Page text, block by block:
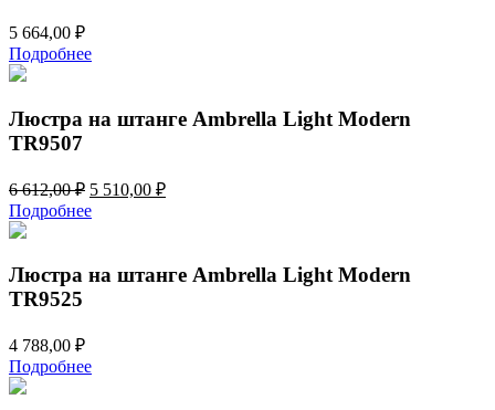
5 664,00 ₽
Подробнее
Люстра на штанге Ambrella Light Modern
TR9507
6 612,00₽ Первоначальная
цена
составляла
612,00 ₽.
5 510,00 ₽Текущая
Подробнее
Люстра на штанге Ambrella Light Modern
TR9525
4 788,00 ₽
Подробнее